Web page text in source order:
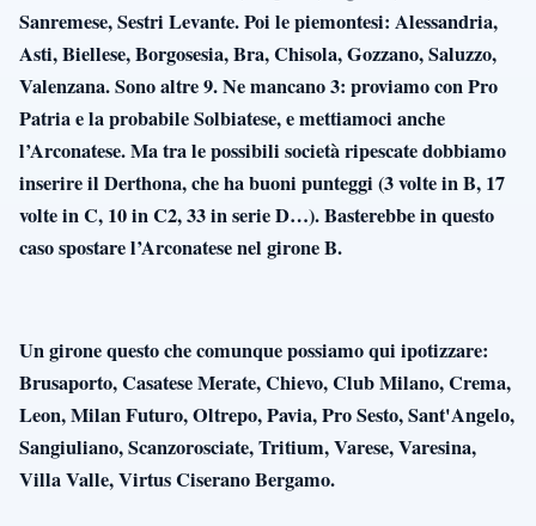
Sanremese, Sestri Levante. Poi le piemontesi: Alessandria,
Asti, Biellese, Borgosesia, Bra, Chisola, Gozzano, Saluzzo,
Valenzana. Sono altre 9. Ne mancano 3: proviamo con Pro
Patria e la probabile Solbiatese, e mettiamoci anche
l’Arconatese. Ma tra le possibili società ripescate dobbiamo
inserire il Derthona, che ha buoni punteggi (3 volte in B, 17
volte in C, 10 in C2, 33 in serie D…). Basterebbe in questo
caso spostare l’Arconatese nel girone B.
Un girone questo che comunque possiamo qui ipotizzare:
Brusaporto, Casatese Merate, Chievo, Club Milano, Crema,
Leon, Milan Futuro, Oltrepo, Pavia, Pro Sesto, Sant'Angelo,
Sangiuliano, Scanzorosciate, Tritium, Varese, Varesina,
Villa Valle, Virtus Ciserano Bergamo.